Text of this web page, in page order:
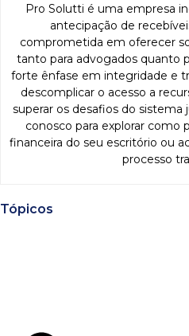
Pro Solutti é uma empresa
antecipação de
comprometida em oferecer
tanto para advogados quanto
forte ênfase em integridade e
descomplicar o acesso a
superar os desafios do sistema
conosco para explorar como
financeira do seu escritório ou
processo
Tópicos